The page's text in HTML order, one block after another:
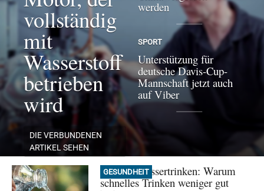
vollständig
mit
Wasserstoff
betrieben
wird
DIE VERBUNDENEN
ARTIKEL SEHEN
werden
SPORT
Unterstützung für
deutsche Davis-Cup-
Mannschaft jetzt auch
auf Viber
GESUNDHEIT
Mythos Wassertrinken: Warum
schnelles Trinken weniger gut